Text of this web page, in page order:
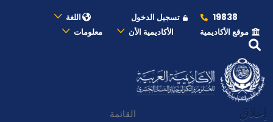
19838 تسجيل الدخول
اللغة
موقع الأكاديمية
الأكاديمية الأن معلومات
إغلاق القائمة